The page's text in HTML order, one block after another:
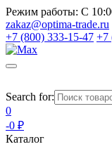
Режим работы: С
zakaz@optima-trade.ru
+7 (800) 333-15-47 +7
Search for:
0
-0 ₽
Каталог